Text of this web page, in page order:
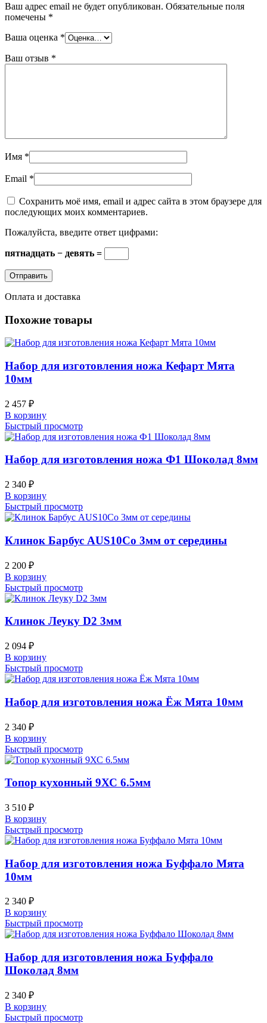
Ваш адрес email не будет опубликован. Обязательные поля
помечены *
Ваша оценка *
Ваш отзыв *
Имя *
Email *
Сохранить моё имя, email и адрес сайта в этом браузере для
последующих моих комментариев.
Пожалуйста, введите ответ цифрами:
пятнадцать − девять =
Оплата и доставка
Похожие товары
Набор для изготовления ножа Кефарт Мята
10мм
2 457 ₽
В корзину
Быстрый просмотр
Набор для изготовления ножа Ф1 Шоколад 8мм
2 340 ₽
В корзину
Быстрый просмотр
Клинок Барбус AUS10Co 3мм от середины
2 200 ₽
В корзину
Быстрый просмотр
Клинок Леуку D2 3мм
2 094 ₽
В корзину
Быстрый просмотр
Набор для изготовления ножа Ёж Мята 10мм
2 340 ₽
В корзину
Быстрый просмотр
Топор кухонный 9ХС 6.5мм
3 510 ₽
В корзину
Быстрый просмотр
Набор для изготовления ножа Буффало Мята
10мм
2 340 ₽
В корзину
Быстрый просмотр
Набор для изготовления ножа Буффало
Шоколад 8мм
2 340 ₽
В корзину
Быстрый просмотр